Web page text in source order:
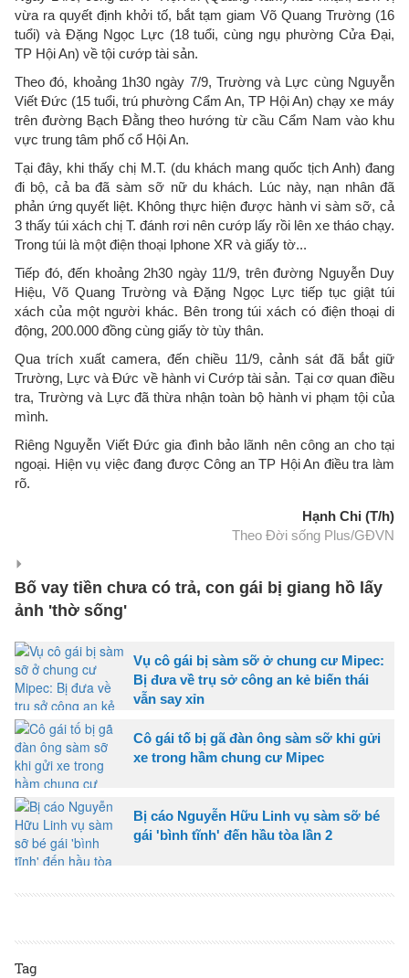
vừa ra quyết định khởi tố, bắt tạm giam Võ Quang Trường (16
tuổi) và Đặng Ngọc Lực (18 tuổi, cùng ngụ phường Cửa Đại,
TP Hội An) về tội cướp tài sản.
Theo đó, khoảng 1h30 ngày 7/9, Trường và Lực cùng Nguyễn
Viết Đức (15 tuổi, trú phường Cẩm An, TP Hội An) chạy xe máy
trên đường Bạch Đằng theo hướng từ cầu Cẩm Nam vào khu
vực trung tâm phố cổ Hội An.
Tại đây, khi thấy chị M.T. (du khách mang quốc tịch Anh) đang
đi bộ, cả ba đã sàm sỡ nữ du khách. Lúc này, nạn nhân đã
phản ứng quyết liệt. Không thực hiện được hành vi sàm sỡ, cả
3 thấy túi xách chị T. đánh rơi nên cướp lấy rồi lên xe tháo chạy.
Trong túi là một điện thoại Iphone XR và giấy tờ...
Tiếp đó, đến khoảng 2h30 ngày 11/9, trên đường Nguyễn Duy
Hiệu, Võ Quang Trường và Đặng Ngọc Lực tiếp tục giật túi
xách của một người khác. Bên trong túi xách có điện thoại di
động, 200.000 đồng cùng giấy tờ tùy thân.
Qua trích xuất camera, đến chiều 11/9, cảnh sát đã bắt giữ
Trường, Lực và Đức về hành vi Cướp tài sản. Tại cơ quan điều
tra, Trường và Lực đã thừa nhận toàn bộ hành vi phạm tội của
mình.
Riêng Nguyễn Viết Đức gia đình bảo lãnh nên công an cho tại
ngoại. Hiện vụ việc đang được Công an TP Hội An điều tra làm
rõ.
Hạnh Chi (T/h)
Theo Đời sống Plus/GĐVN
Bố vay tiền chưa có trả, con gái bị giang hồ lấy
ảnh 'thờ sống'
Vụ cô gái bị sàm sỡ ở chung cư Mipec:
Bị đưa về trụ sở công an kẻ biến thái
vẫn say xỉn
Cô gái tố bị gã đàn ông sàm sỡ khi gửi
xe trong hầm chung cư Mipec
Bị cáo Nguyễn Hữu Linh vụ sàm sỡ bé
gái 'bình tĩnh' đến hầu tòa lần 2
Tag